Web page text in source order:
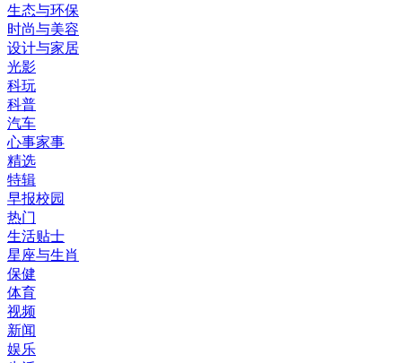
生态与环保
时尚与美容
设计与家居
光影
科玩
科普
汽车
心事家事
精选
特辑
早报校园
热门
生活贴士
星座与生肖
保健
体育
视频
新闻
娱乐